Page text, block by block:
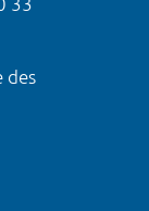
des